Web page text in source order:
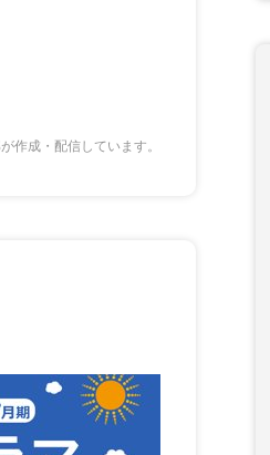
作成・配信しています。